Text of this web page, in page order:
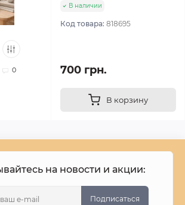
0
В наличии
Код товара: 818695
700 грн.
В корзину
на новости и акции:
Подписаться